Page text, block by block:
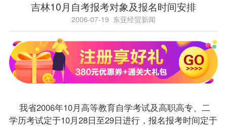
吉林10月自考报考对象及报名时间安排
2006-07-19 东亚经贸新闻
我省2006年10月高等教育自学考试及高职高专、二
学历考试定于10月28日至29日进行， 报名报考时间定于